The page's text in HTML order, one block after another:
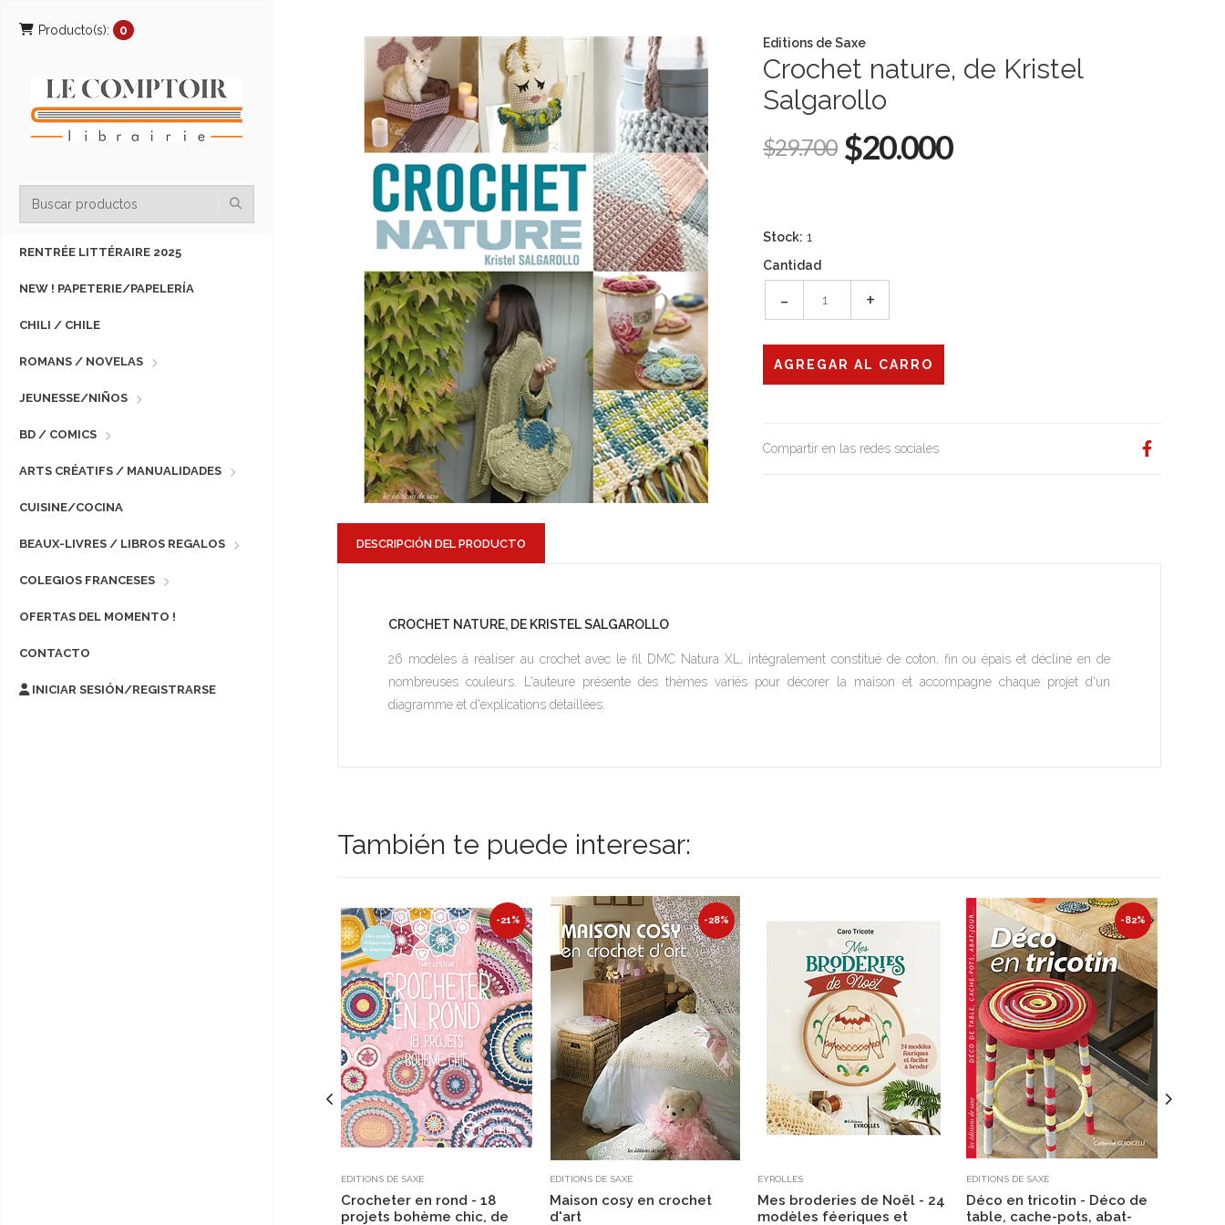
Producto(s): 0
RENTRÉE LITTÉRAIRE 2025
NEW ! PAPETERIE/PAPELERÍA
CHILI / CHILE
ROMANS / NOVELAS
JEUNESSE/NIÑOS
BD / COMICS
ARTS CRÉATIFS / MANUALIDADES
CUISINE/COCINA
BEAUX-LIVRES / LIBROS REGALOS
COLEGIOS FRANCESES
OFERTAS DEL MOMENTO !
CONTACTO
INICIAR SESIÓN/REGISTRARSE
Editions de Saxe
Crochet nature, de Kristel
Salgarollo
$29.700 $20.000
Stock: 1
Cantidad
- +
Compartir en las redes sociales
DESCRIPCIÓN DEL PRODUCTO
CROCHET NATURE, DE KRISTEL SALGAROLLO
26 modèles à réaliser au crochet avec le fil DMC Natura XL, intégralement constitué de coton, fin ou épais et décliné en de
nombreuses couleurs. L'auteure présente des thèmes variés pour décorer la maison et accompagne chaque projet d'un
diagramme et d'explications détaillées.
También te puede interesar:
-21%
EDITIONS DE SAXE
Crocheter en rond - 18
projets bohème chic, de
-28%
EDITIONS DE SAXE
Maison cosy en crochet
d'art
EYROLLES
Mes broderies de Noël - 24
modèles féeriques et
-82%
EDITIONS DE SAXE
Déco en tricotin - Déco de
table, cache-pots, abat-